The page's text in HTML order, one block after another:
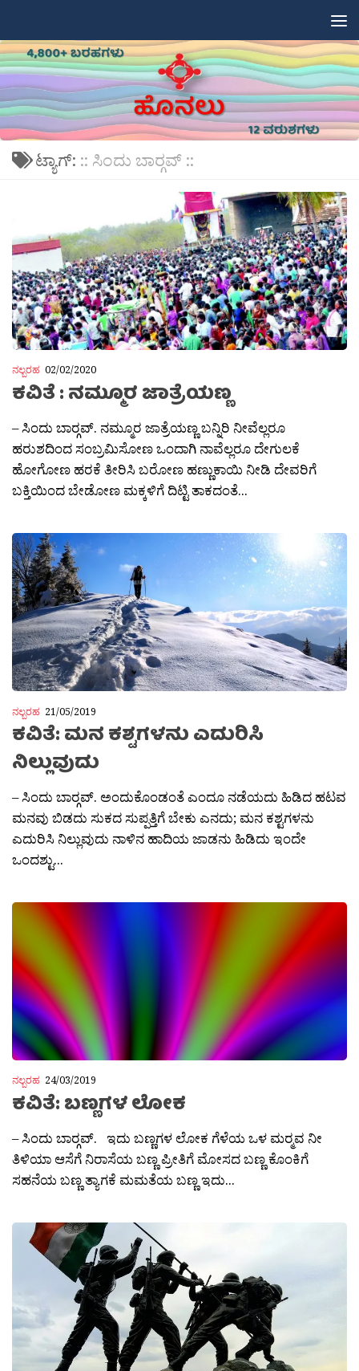
ಟ್ಯಾಗ್: :: ಸಿಂದು ಬಾರ‍್ಗವ್ ::
ನಲ್ಬರಹ 02/02/2020
ಕವಿತೆ : ನಮ್ಮೂರ ಜಾತ್ರೆಯಣ್ಣ
– ಸಿಂದು ಬಾರ‍್ಗವ್. ನಮ್ಮೂರ ಜಾತ್ರೆಯಣ್ಣ ಬನ್ನಿರಿ ನೀವೆಲ್ಲರೂ
ಹರುಶದಿಂದ ಸಂಬ್ರಮಿಸೋಣ ಒಂದಾಗಿ ನಾವೆಲ್ಲರೂ ದೇಗುಲಕೆ
ಹೋಗೋಣ ಹರಕೆ ತೀರಿಸಿ ಬರೋಣ ಹಣ್ಣುಕಾಯಿ ನೀಡಿ ದೇವರಿಗೆ
ಬಕ್ತಿಯಿಂದ ಬೇಡೋಣ ಮಕ್ಕಳಿಗೆ ದಿಟ್ಟಿ ತಾಕದಂತೆ...
ನಲ್ಬರಹ 21/05/2019
ಕವಿತೆ: ಮನ ಕಶ್ಟಗಳನು ಎದುರಿಸಿ
ನಿಲ್ಲುವುದು
– ಸಿಂದು ಬಾರ‍್ಗವ್. ಅಂದುಕೊಂಡಂತೆ ಎಂದೂ ನಡೆಯದು ಹಿಡಿದ ಹಟವ
ಮನವು ಬಿಡದು ಸುಕದ ಸುಪ್ಪತ್ತಿಗೆ ಬೇಕು ಎನದು; ಮನ ಕಶ್ಟಗಳನು
ಎದುರಿಸಿ ನಿಲ್ಲುವುದು ನಾಳಿನ ಹಾದಿಯ ಜಾಡನು ಹಿಡಿದು ಇಂದೇ
ಒಂದಶ್ಟು...
ನಲ್ಬರಹ 24/03/2019
ಕವಿತೆ: ಬಣ್ಣಗಳ ಲೋಕ
– ಸಿಂದು ಬಾರ‍್ಗವ್. ಇದು ಬಣ್ಣಗಳ ಲೋಕ ಗೆಳೆಯ ಒಳ ಮರ‍್ಮವ ನೀ
ತಿಳಿಯಾ ಆಸೆಗೆ ನಿರಾಸೆಯ ಬಣ್ಣ ಪ್ರೀತಿಗೆ ಮೋಸದ ಬಣ್ಣ ಕೊಂಕಿಗೆ
ಸಹನೆಯ ಬಣ್ಣ ತ್ಯಾಗಕೆ ಮಮತೆಯ ಬಣ್ಣ ಇದು...